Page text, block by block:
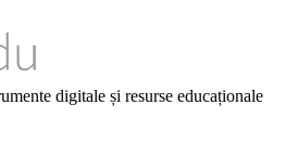
digitale și resurse educaționale